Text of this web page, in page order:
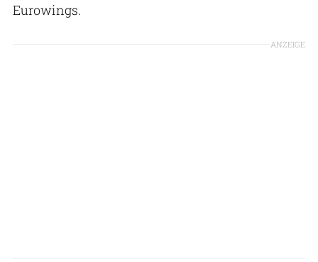
Eurowings.
ANZEIGE